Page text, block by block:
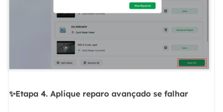
✨Etapa 4. Aplique reparo avançado se falhar